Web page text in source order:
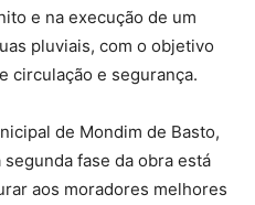
e na execução de um
pluviais, com o objetivo
circulação e segurança.
de Mondim de Basto,
fase da obra está
aos moradores melhores